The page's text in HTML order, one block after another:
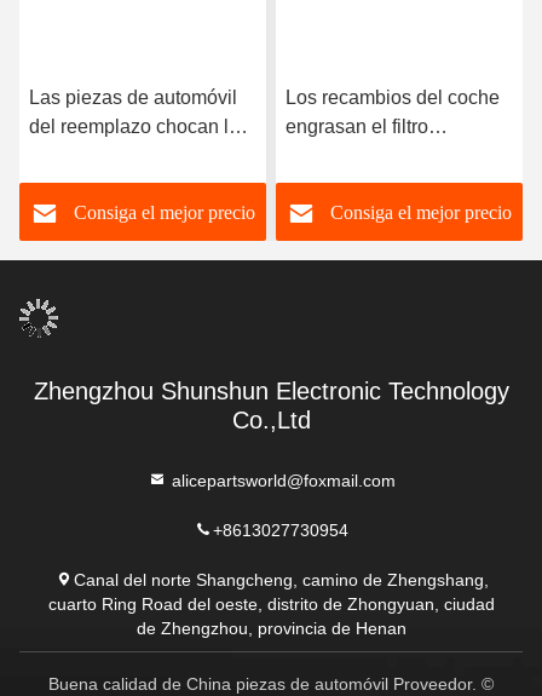
Las piezas de automóvil
del reemplazo chocan los
automóvil del resorte de
gas del puntal 74820-T7J-
H01 para HONDA HR-V
Consiga el mejor precio
Los recambios del coche
engrasan el filtro
1 3 5 automóvil
descubierto E46 E81 E87
E90 E60 E61 E84 E83 de
Consiga el mejor precio
Zhengzhou Shunshun Electronic Technology
Co.,Ltd
alicepartsworld@foxmail.com
+8613027730954
Canal del norte Shangcheng, camino de Zhengshang,
cuarto Ring Road del oeste, distrito de Zhongyuan, ciudad
de Zhengzhou, provincia de Henan
Buena calidad de China piezas de automóvil Proveedor. ©